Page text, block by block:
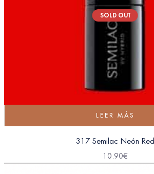
SOLD OUT
LEER MÁS
317 Semilac Neón Red
10.90€